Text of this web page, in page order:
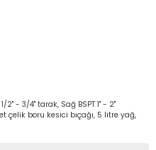
2" - 3/4" tarak, Sağ BSPT 1" - 2"
çelik boru kesici bıçağı, 5 litre yağ,